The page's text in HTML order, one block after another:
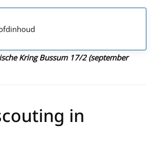
Kring Bussum 17/2 (september
in